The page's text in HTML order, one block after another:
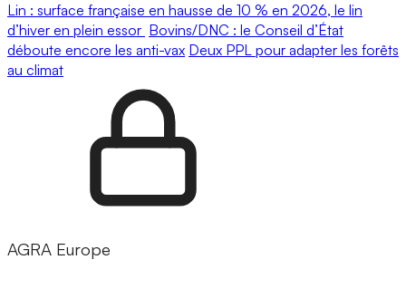
Lin : surface française en hausse de 10 % en 2026, le lin
d’hiver en plein essor Bovins/DNC : le Conseil d’État
déboute encore les anti-vax Deux PPL pour adapter les forêts
au climat
AGRA Europe